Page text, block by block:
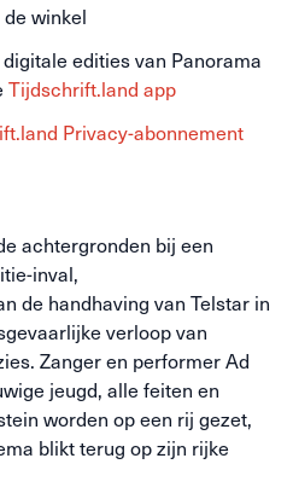
achtergronden bij een
inval,
de handhaving van Telstar in
verloop van
Zanger en performer Ad
jeugd, alle feiten en
worden op een rij gezet,
blikt terug op zijn rijke
winkel
edities van Panorama
Tijdschrift.land app
Privacy-abonnement